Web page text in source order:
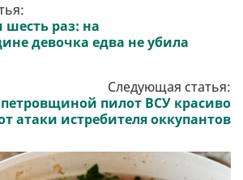
раз: на
девочка едва не убила
Следующая статья:
пилот ВСУ красиво
атаки истребителя оккупантов